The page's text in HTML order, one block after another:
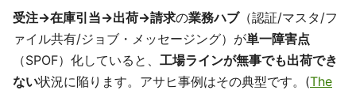
受注→在庫引当→出荷→請求の業務ハブ（認証/マスタ/フ
ァイル共有/ジョブ・メッセージング）が単一障害点
（SPOF）化していると、 工場ラインが無事でも出荷でき
ない状況に陥ります。アサヒ事例はその典型です。(The